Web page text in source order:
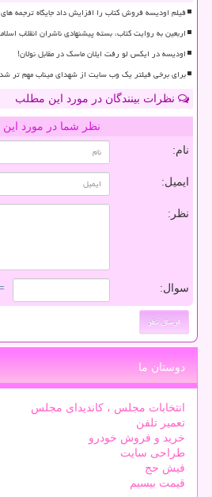
فیلم اودیسه فروش کتاب را افزایش داد جایگاه ترجمه
اربعین به روایت کتاب، بسته پیشنهادی ناشران انقلاب
اودیسه در ایکس لو رفت ایلان ماسک در مقابل نولان!
برای برخی فیلتر یک وب سایت از شهدای میناب مهم تر
نظرات بینندگان در مورد این مطلب
نظر شما در مورد
نام:
ایمیل:
نظر:
سوال: = ۴
دوستان ما
انتخابات مجلس ، کاندیدای مجلس
تعمیر تلفن
خرید و فروش خودرو
طراحی سایت
فیش حج
قیمت بیسیم